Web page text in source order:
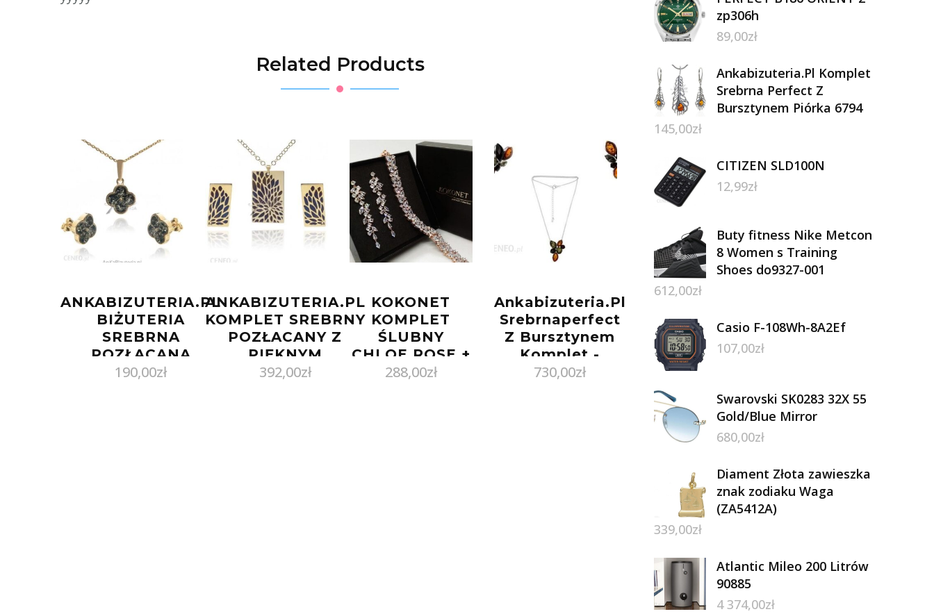
Related Products
ANKABIZUTERIA.PL
BIŻUTERIA
SREBRNA
POZŁACANA
KOMPLET Z
190,00zł
ANKABIZUTERIA.PL
KOMPLET SREBRNY
POZŁACANY Z
PIĘKNYM
WIELOBARWNYM
392,00zł
KOKONET
KOMPLET
ŚLUBNY
CHLOE ROSE +
SALOME ROSE
288,00zł
Ankabizuteria.Pl
Srebrnaperfect
Z Bursztynem
Komplet -
Nessie 6669
730,00zł
zp306h
89,00zł
Ankabizuteria.Pl Komplet
Srebrna Perfect Z
Bursztynem Piórka 6794
145,00zł
CITIZEN SLD100N
12,99zł
Buty fitness Nike Metcon
8 Women s Training
Shoes do9327-001
612,00zł
Casio F-108Wh-8A2Ef
107,00zł
Swarovski SK0283 32X 55
Gold/Blue Mirror
680,00zł
Diament Złota zawieszka
znak zodiaku Waga
(ZA5412A)
339,00zł
Atlantic Mileo 200 Litrów
90885
4 374,00zł